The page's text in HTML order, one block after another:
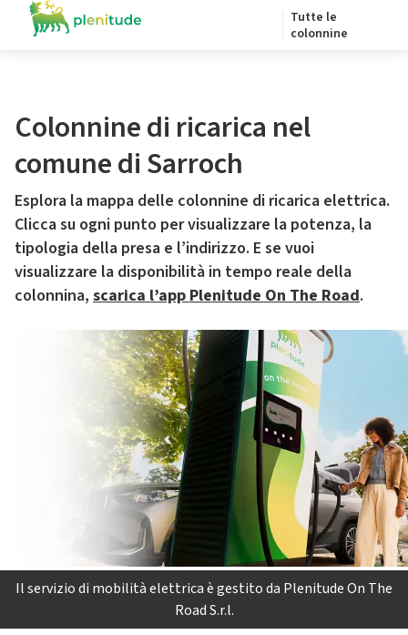
Tutte le
colonnine
Colonnine di ricarica nel
comune di Sarroch
Esplora la mappa delle colonnine di ricarica elettrica.
Clicca su ogni punto per visualizzare la potenza, la
tipologia della presa e l’indirizzo. E se vuoi
visualizzare la disponibilità in tempo reale della
colonnina, scarica l’app Plenitude On The Road.
Il servizio di mobilità elettrica è gestito da Plenitude On The
Road S.r.l.